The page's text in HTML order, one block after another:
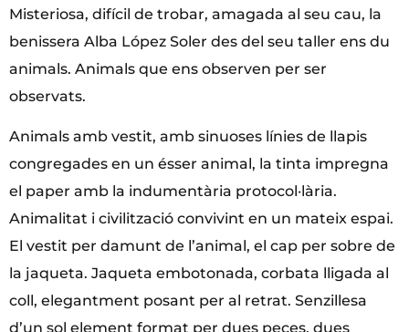
Misteriosa, difícil de trobar, amagada al seu cau, la
benissera Alba López Soler des del seu taller ens du
animals. Animals que ens observen per ser
observats.
Animals amb vestit, amb sinuoses línies de llapis
congregades en un ésser animal, la tinta impregna
el paper amb la indumentària protocol·lària.
Animalitat i civilització convivint en un mateix espai.
El vestit per damunt de l’animal, el cap per sobre de
la jaqueta. Jaqueta embotonada, corbata lligada al
coll, elegantment posant per al retrat. Senzillesa
d’un sol element format per dues peces, dues